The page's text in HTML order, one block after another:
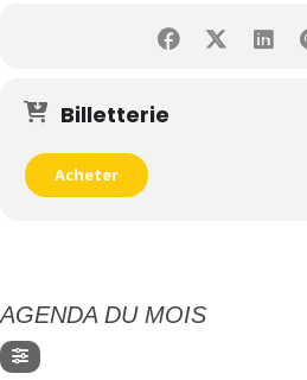
Billetterie
Acheter
AGENDA DU MOIS